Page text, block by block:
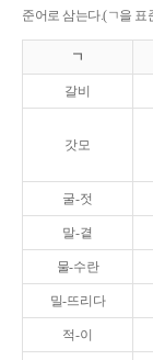
준어로 삼는다.(ㄱ을 표
ㄱ
갈비
갓모
굴-젓
말-곁
물-수란
밀-뜨리다
적-이